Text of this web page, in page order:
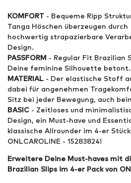
KOMFORT - Bequeme Ripp
Tanga Höschen überzeugen durch
hochwertig strapazierbare
Design.
PASSFORM - Regular Fit Brazilian
Deine feminine Silhouette betont.
MATERIAL - Der elastische Stoff
dabei für angenehmen
Sitz bei jeder Bewegung, auch
BASIC - Zeitloses und
Design, ein Must-have und
klassische Allrounder im 4-er
ONLCAROLINE - 15283824!
Erweitere Deine Must-haves mit
Brazilian Slips im 4-er Pack von